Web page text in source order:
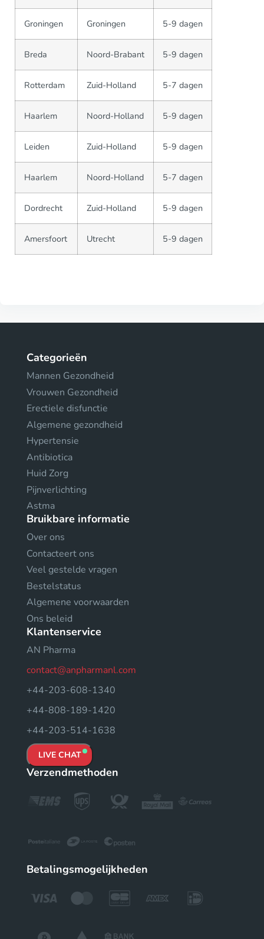
Groningen Groningen 5-9 dagen
Breda Noord-Brabant 5-9 dagen
Rotterdam Zuid-Holland 5-7 dagen
Haarlem Noord-Holland 5-9 dagen
Leiden Zuid-Holland 5-9 dagen
Haarlem Noord-Holland 5-7 dagen
Dordrecht Zuid-Holland 5-9 dagen
Amersfoort Utrecht 5-9 dagen
Categorieën
Mannen Gezondheid
Vrouwen Gezondheid
Erectiele disfunctie
Algemene gezondheid
Hypertensie
Antibiotica
Huid Zorg
Pijnverlichting
Astma
Bruikbare informatie
Over ons
Contacteert ons
Veel gestelde vragen
Bestelstatus
Algemene voorwaarden
Ons beleid
Klantenservice
AN Pharma
contact@anpharmanl.com
+44-203-608-1340
+44-808-189-1420
+44-203-514-1638
LIVE CHAT
Verzendmethoden
Betalingsmogelijkheden